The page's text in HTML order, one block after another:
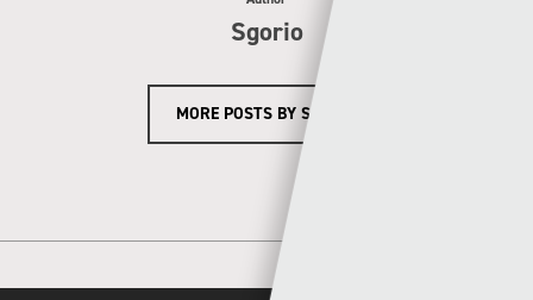
Sgorio
MORE POSTS BY SGORIO